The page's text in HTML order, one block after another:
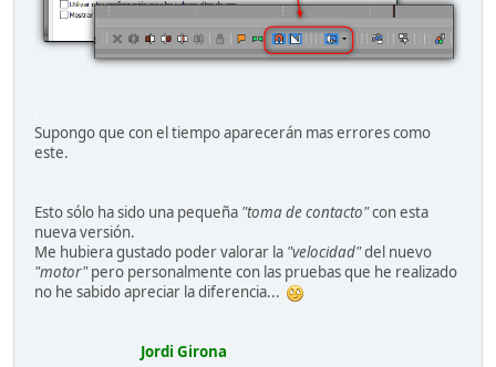
Supongo que con el tiempo aparecerán mas errores como
este.
Esto sólo ha sido una pequeña "toma de contacto"con esta
nueva versión.
Me hubiera gustado poder valorar la "velocidad"del nuevo
"motor"pero personalmente con las pruebas que he realizado
no he sabido apreciar la diferencia...
Jordi Girona